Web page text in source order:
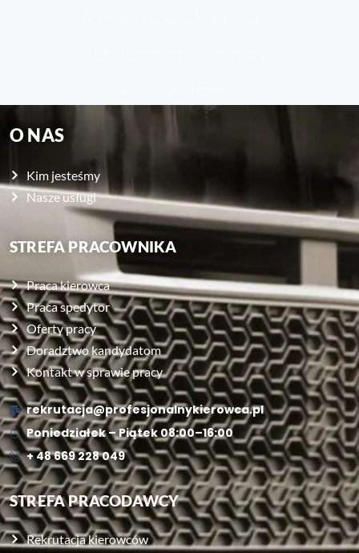
O NAS
Kim jesteśmy
Nasze usługi
STREFA PRACOWNIKA
Praca kierowca
Praca spedytor
Oferty pracy
Doradztwo kandydatom
Kontakt w sprawie pracy
rekrutacja@profesjonalnykierowca.pl
Poniedziałek – Piątek 08:00–16:00
+ 48 669 228 049
STREFA PRACODAWCY
Rekrutacja kierowców